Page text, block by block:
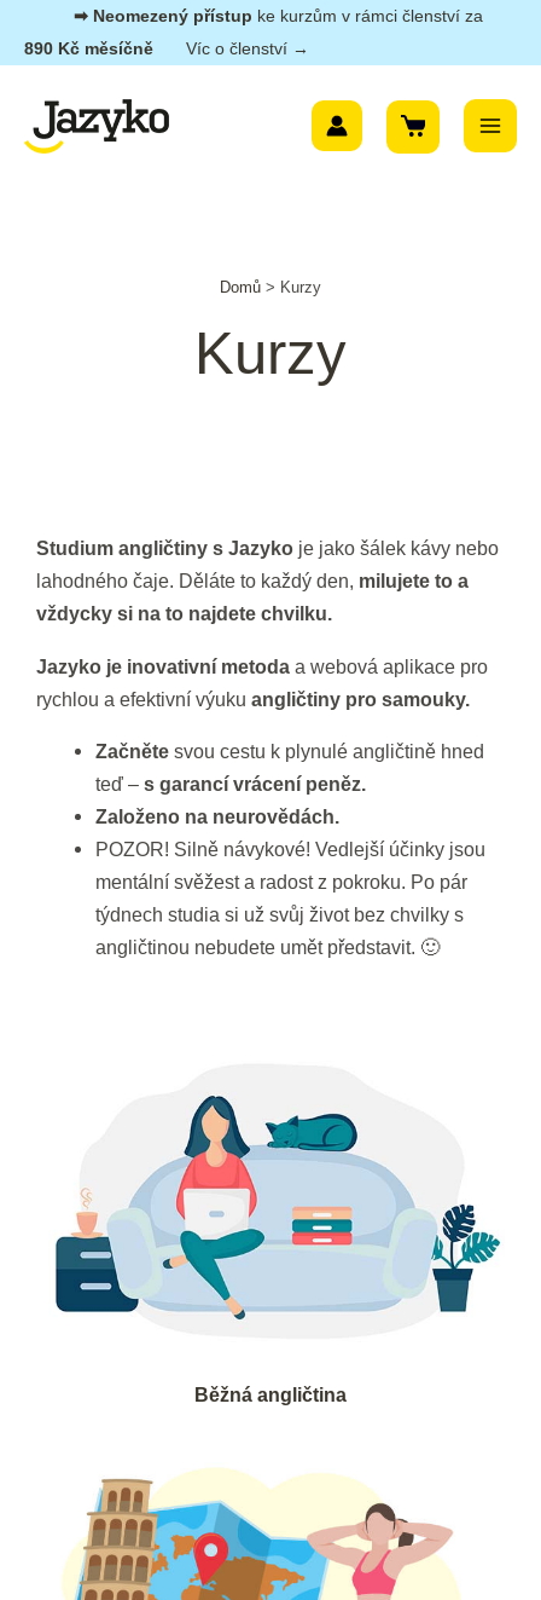
Přeskočit➡︎ Neomezený přístup ke kurzům v rámci členství za
890 Kč měsíčně
Víc o členství →
Menu
Domů > Kurzy
Kurzy
Studium angličtiny s Jazyko je jako šálek kávy nebo
lahodného čaje. Děláte to každý den, milujete to a
vždycky si na to najdete chvilku.
Jazyko je inovativní metoda a webová aplikace pro
rychlou a efektivní výuku angličtiny pro samouky.
Začněte svou cestu k plynulé angličtině hned
teď –s garancí vrácení peněz.
Založeno na neurovědách.
POZOR! Silně návykové! Vedlejší účinky jsou
mentální svěžest a radost z pokroku. Po pár
týdnech studia si už svůj život bez chvilky s
angličtinou nebudete umět představit. 🙂
Běžná angličtina